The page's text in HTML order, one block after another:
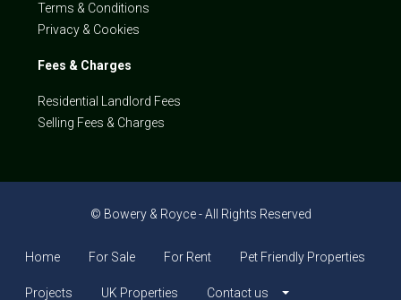
Terms & Conditions
Privacy & Cookies
Fees & Charges
Residential Landlord Fees
Selling Fees & Charges
© Bowery & Royce - All Rights Reserved
Home For Sale For Rent Pet Friendly Properties
Projects UK Properties Contact us